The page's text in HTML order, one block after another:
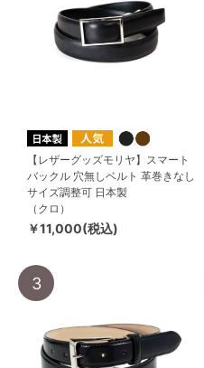
【レザーグッズモリヤ】スマート
バックル 穴無しベルト 革巻きなし
サイズ調整可 日本製
（クロ）
￥11,000(税込)
3